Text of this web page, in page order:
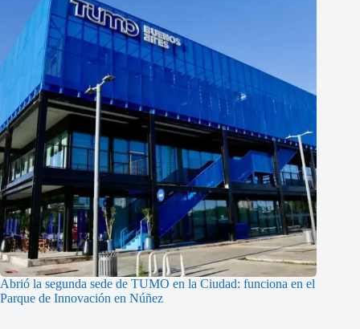
Abrió la segunda sede de TUMO en la Ciudad: funciona en el
Parque de Innovación en Núñez